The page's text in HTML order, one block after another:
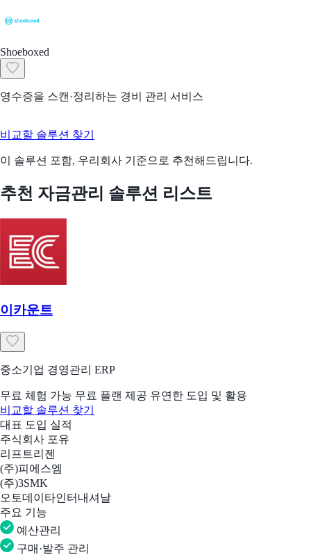
Shoeboxed
영수증을 스캔·정리하는 경비 관리 서비스
비교할 솔루션 찾기
이 솔루션 포함, 우리회사 기준으로 추천해드립니다.
추천 자금관리 솔루션 리스트
이카운트
중소기업 경영관리 ERP
무료 체험 가능 무료 플랜 제공 유연한 도입 및 활용
비교할 솔루션 찾기
대표 도입 실적
주식회사 포유
리프트리젠
(주)피에스엠
(주)3SMK
오토데이타인터내셔날
주요 기능
예산관리
구매·발주 관리